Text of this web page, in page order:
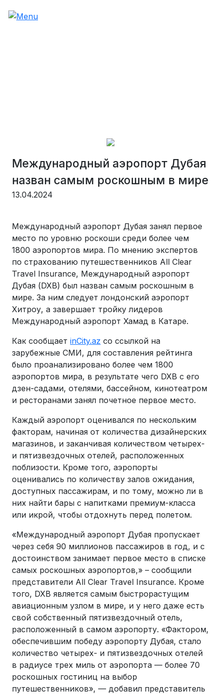
Международный аэропорт Дубая
назван самым роскошным в мире
13.04.2024
Международный аэропорт Дубая занял первое
место по уровню роскоши среди более чем
1800 аэропортов мира. По мнению экспертов
по страхованию путешественников All Clear
Travel Insurance, Международный аэропорт
Дубая (DXB) был назван самым роскошным в
мире. За ним следует лондонский аэропорт
Хитроу, а завершает тройку лидеров
Международный аэропорт Хамад в Катаре.
Как сообщает inCity.az со ссылкой на
зарубежные СМИ, для составления рейтинга
было проанализировано более чем 1800
аэропортов мира, в результате чего DXB с его
дзен-садами, отелями, бассейном, кинотеатром
и ресторанами занял почетное первое место.
Каждый аэропорт оценивался по нескольким
факторам, начиная от количества дизайнерских
магазинов, и заканчивая количеством четырех-
и пятизвездочных отелей, расположенных
поблизости. Кроме того, аэропорты
оценивались по количеству залов ожидания,
доступных пассажирам, и по тому, можно ли в
них найти бары с напитками премиум-класса
или икрой, чтобы отдохнуть перед полетом.
«Международный аэропорт Дубая пропускает
через себя 90 миллионов пассажиров в год, и с
достоинством занимает первое место в списке
самых роскошных аэропортов,» – сообщили
представители All Clear Travel Insurance. Кроме
того, DXB является самым быстрорастущим
авиационным узлом в мире, и у него даже есть
свой собственный пятизвездочный отель,
расположенный в самом аэропорту. «Фактором,
обеспечившим победу аэропорту Дубая, стало
количество четырех- и пятизвездочных отелей
в радиусе трех миль от аэропорта — более 70
роскошных гостиниц на выбор
путешественников», — добавил представитель